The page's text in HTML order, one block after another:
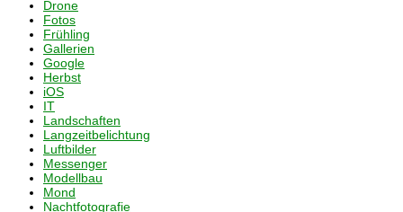
Drone
Fotos
Frühling
Gallerien
Google
Herbst
iOS
IT
Landschaften
Langzeitbelichtung
Luftbilder
Messenger
Modellbau
Mond
Nachtfotografie